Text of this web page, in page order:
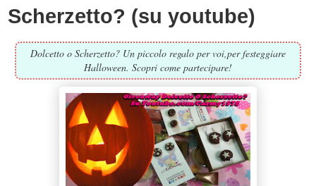
Scherzetto? (su youtube)
Dolcetto o Scherzetto? Un piccolo regalo per voi,per festeggiare
Halloween. Scopri come partecipare!